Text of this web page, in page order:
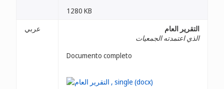
1280 KB
عربي
التقرير العام
الذي اعتمدته الجمعيات
Documento completo